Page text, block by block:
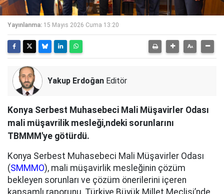
Yayınlanma: 15 Mayıs 2026 Cuma 13:20
Yakup Erdoğan Editör
Konya Serbest Muhasebeci Mali Müşavirler Odası
mali müşavrilik mesleği,ndeki sorunlarını
TBMMM'ye götürdü.
Konya Serbest Muhasebeci Mali Müşavirler Odası
(SMMMO), mali müşavirlik mesleğinin çözüm
bekleyen sorunları ve çözüm önerilerini içeren
kapsamlı raporunu, Türkiye Büyük Millet Meclisi’nde